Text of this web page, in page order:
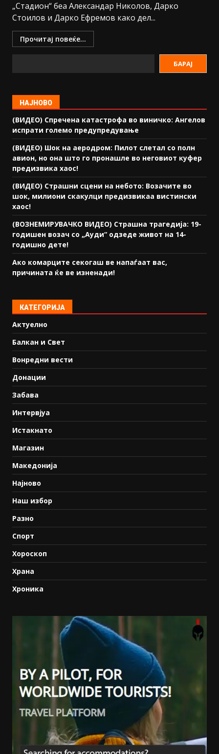
„Стадион“ беа Александар Николов, Дарко
Стоилов и Дарко Ефремов како дел...
Прочитај повеќе...
БАРАЈ
НАЈНОВО
(ВИДЕО) Спречена катастрофа во виничко: Ангелов
испрати големо предупредување
(ВИДЕО) Шок на аеродром: Пилот слетал со полн
авион, но она што го пронашле во неговиот куфер
предизвика хаос!
(ВИДЕО) Страшни сцени на небото: Возачите во
шок, милиони скакулци предизвикаа вистински
хаос!
(ВОЗНЕМИРУВАЧКО ВИДЕО) Страшна трагедија: 19-
годишен возач со „Ауди“ одзеде живот на 14-
годишно дете!
Ако комарците секогаш ве напаѓаат вас,
причината ќе ве изненади!
КАТЕГОРИЈА
Актуелно
Балкан и Свет
Вонредни вести
Донации
Забава
Интервјуа
Истакнато
Магазин
Македонија
Најново
Наш избор
Разно
Спорт
Хороскоп
Храна
Хроника